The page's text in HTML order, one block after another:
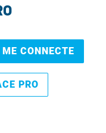
CONNECTE
PRO